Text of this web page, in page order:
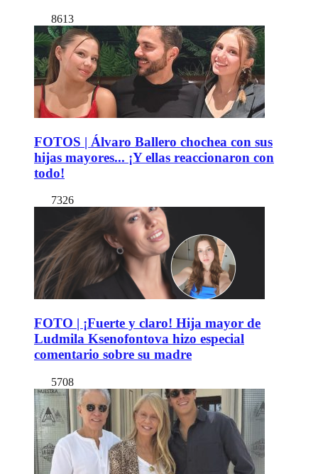
8613
FOTOS | Álvaro Ballero chochea con sus
hijas mayores... ¡Y ellas reaccionaron con
todo!
7326
FOTO | ¡Fuerte y claro! Hija mayor de
Ludmila Ksenofontova hizo especial
comentario sobre su madre
5708